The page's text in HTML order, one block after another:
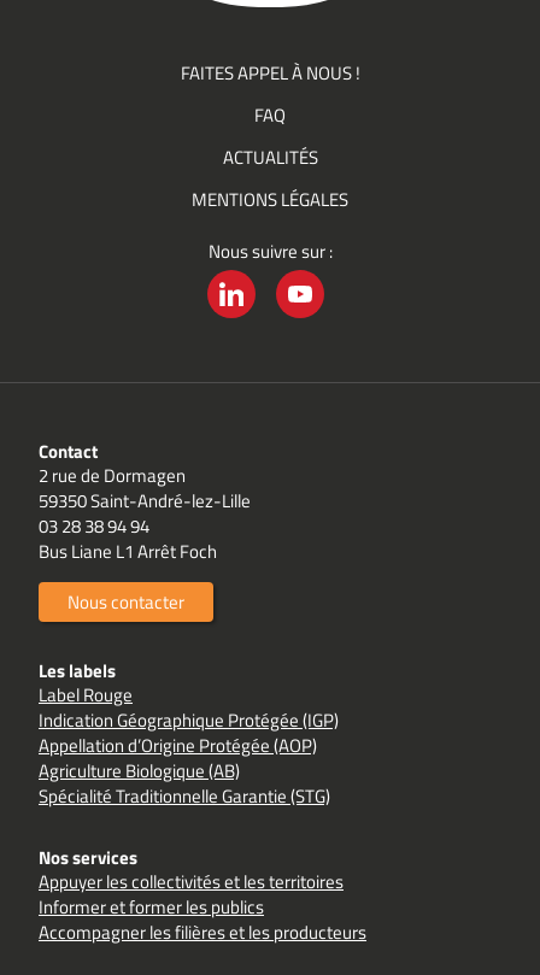
FAITES APPEL À NOUS !
FAQ
ACTUALITÉS
MENTIONS LÉGALES
Nous suivre sur :
Contact
2 rue de Dormagen
59350 Saint-André-lez-Lille
03 28 38 94 94
Bus Liane L1 Arrêt Foch
Nous contacter
Les labels
Label Rouge
Indication Géographique Protégée (IGP)
Appellation d’Origine Protégée (AOP)
Agriculture Biologique (AB)
Spécialité Traditionnelle Garantie (STG)
Nos services
Appuyer les collectivités et les territoires
Informer et former les publics
Accompagner les filières et les producteurs